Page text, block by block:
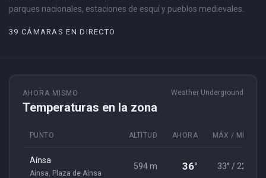
parques nacionales, estaciones de esquí y pueblos medievales.
39 CÁMARAS EN DIRECTO
AHORA MISMO
Temperaturas en la zona
Weather Underground
PUNTO ALTITUD AHORA MÁX / MÍN
Aínsa
Aínsa, Plaza de Aínsa
594 m 36° 33° / 22°